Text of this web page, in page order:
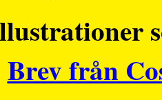
Brev från